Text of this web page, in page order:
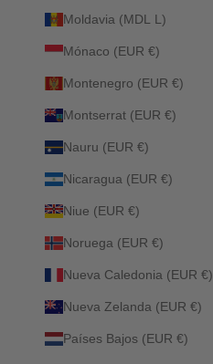
Moldavia (MDL L)
Mónaco (EUR €)
Montenegro (EUR €)
Montserrat (EUR €)
Nauru (EUR €)
Nicaragua (EUR €)
Niue (EUR €)
Noruega (EUR €)
Nueva Caledonia (EUR €)
Nueva Zelanda (EUR €)
Países Bajos (EUR €)